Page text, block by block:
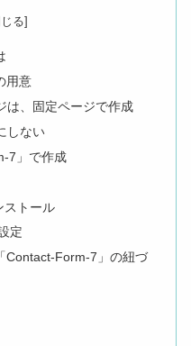
用意
は、固定ページで作成
しない
7」で作成
ストール
定
Contact-Form-7」の紐づ